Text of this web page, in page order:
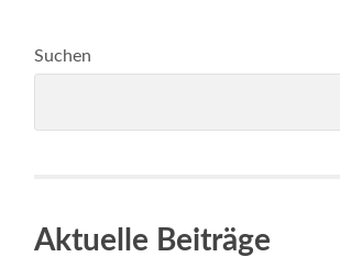
Suchen
Aktuelle Beiträge